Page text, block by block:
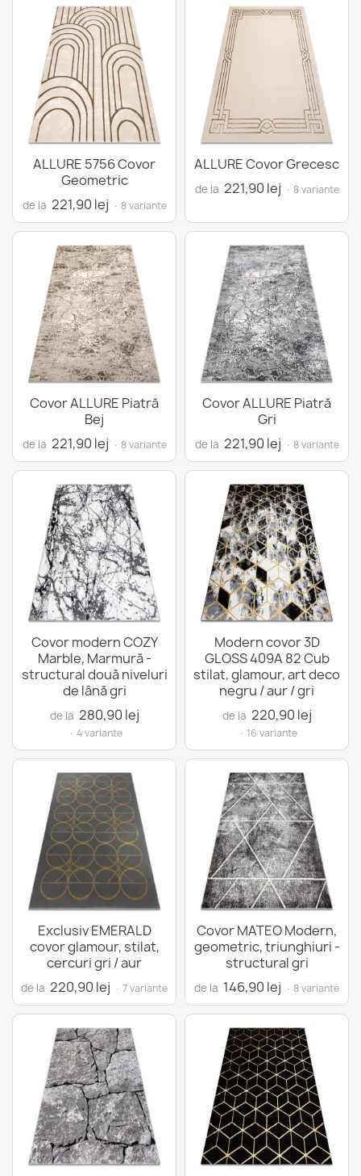
ALLURE 5756 Covor
Geometric
de la 221,90 lej · 8 variante
ALLURE Covor Grecesc
de la 221,90 lej · 8 variante
Covor ALLURE Piatră
Bej
de la 221,90 lej · 8 variante
Covor ALLURE Piatră
Gri
de la 221,90 lej · 8 variante
Covor modern COZY
Marble, Marmură -
structural două niveluri
de lână gri
de la 280,90 lej
· 4 variante
Modern covor 3D
GLOSS 409A 82 Cub
stilat, glamour, art deco
negru / aur / gri
de la 220,90 lej
· 16 variante
Exclusiv EMERALD
covor glamour, stilat,
cercuri gri / aur
de la 220,90 lej · 7 variante
Covor MATEO Modern,
geometric, triunghiuri -
structural gri
de la 146,90 lej · 8 variante